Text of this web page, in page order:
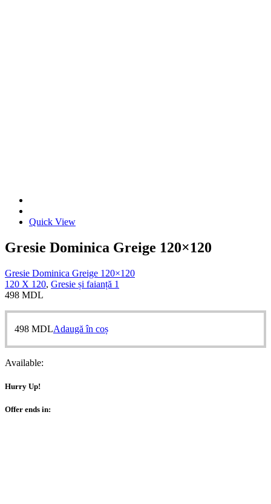
Quick View
Gresie Dominica Greige 120×120
Gresie Dominica Greige 120×120
120 X 120, Gresie și faianță 1
498 MDL
498 MDLAdaugă în coș
Available:
Hurry Up!
Offer ends in: